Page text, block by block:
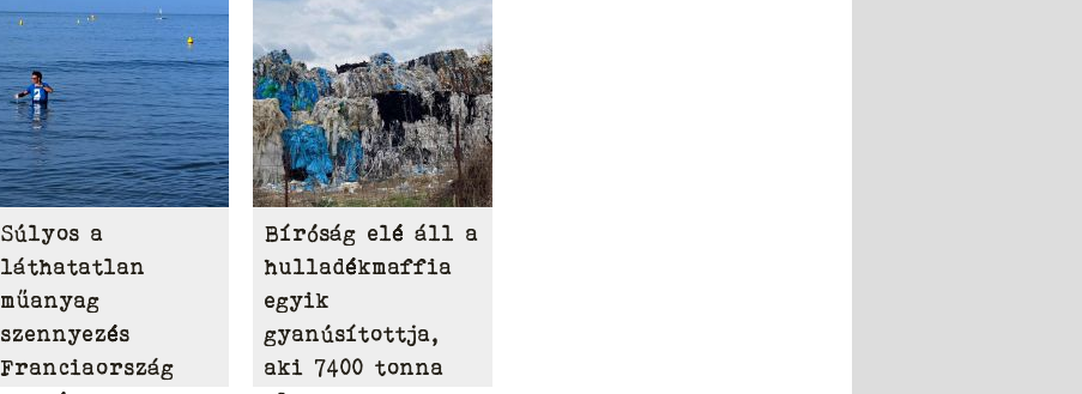
Súlyos a
láthatatlan
műanyag
szennyezés
Franciaország
Bíróság elé áll a
hulladékmaffia
egyik
gyanúsítottja,
aki 7400 tonna